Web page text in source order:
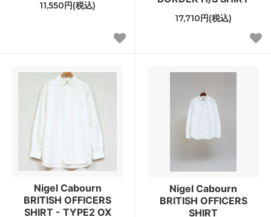
11,550円(税込)
17,710円(税込)
Nigel Cabourn
BRITISH OFFICERS
SHIRT - TYPE2 OX
Nigel Cabourn
BRITISH OFFICERS
SHIRT